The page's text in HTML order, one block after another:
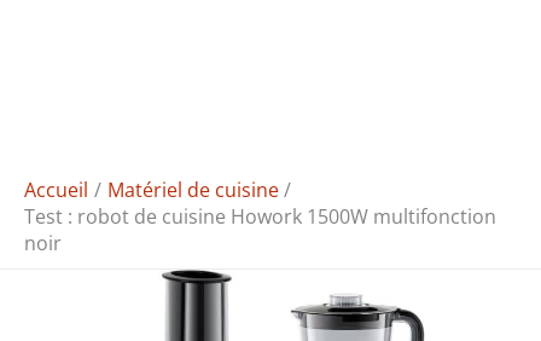
Accueil
Matériel de cuisine
Test : robot de cuisine Howork 1500W multifonction
noir